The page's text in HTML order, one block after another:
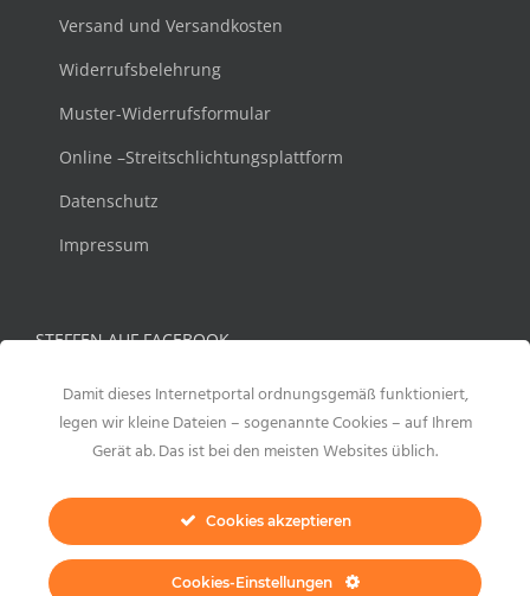
Versand und Versandkosten
Widerrufsbelehrung
Muster-Widerrufsformular
Online –Streitschlichtungsplattform
Datenschutz
Impressum
STEFFEN AUF FACEBOOK
Damit dieses Internetportal ordnungsgemäß funktioniert,
legen wir kleine Dateien – sogenannte Cookies – auf Ihrem
Gerät ab. Das ist bei den meisten Websites üblich.
Cookies akzeptieren
Cookies-Einstellungen